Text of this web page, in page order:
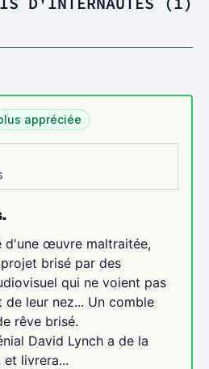
appréciée
d'une œuvre maltraitée,
brisé par des
qui ne voient pas
leur nez... Un comble
rêve brisé.
David Lynch a de la
et livrera...